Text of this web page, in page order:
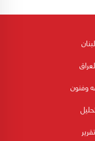
لبنان
وفنون
تقرير